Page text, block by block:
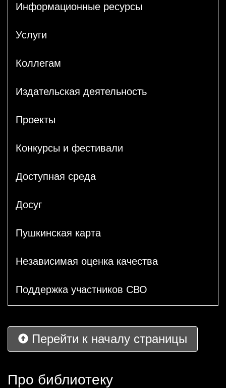
Информационные ресурсы
Услуги
Коллегам
Издательская деятельность
Проекты
Конкурсы и фестивали
Доступная среда
Досуг
Пушкинская карта
Независимая оценка качества
Поддержка участников СВО
Перейти к началу страницы
Про библиотеку